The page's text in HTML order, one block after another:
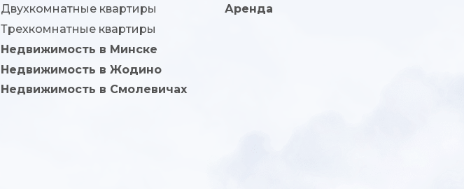
Двухкомнатные квартиры
Трехкомнатные квартиры
Недвижимость в Минске
Недвижимость в Жодино
Недвижимость в Смолевичах
Аренда